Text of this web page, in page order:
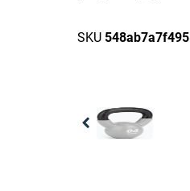
SKU 548ab7a7f495